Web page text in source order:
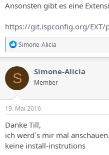
Ansonsten gibt es eine
https://git.ispconfig.org/EXT/
R
e
a
k
t
i
o
n
e
:
Simone-Alicia
S Simone-Alicia
Member
19. Mai 2016
Danke Till,
ich werd´s mir mal
keine install-instrutions